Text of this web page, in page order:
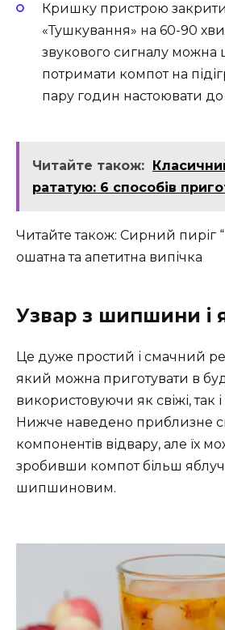
Кришку пристрою
«Тушкування» на 60-90
звукового сигналу можна
потримати компот на
пару годин настоювати
Читайте також:
рататую: 6 способів
Читайте також: Сирний пиріг
ошатна та апетитна випічка
Узвар з шипшини і
Це дуже простий і смачний
який можна приготувати в
використовуючи як свіжі, так
Нижче наведено приблизне
компонентів відвару, але їх
зробивши компот більш
шипшиновим.